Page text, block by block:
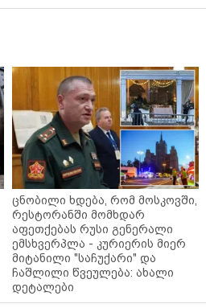
ცნობილი ხდება, რომ მოსკოვში,
რესტორანში მომხდარ
აფეთქებას რუსი გენერალი
ემსხვერპლა - კურიერის მიერ
მიტანილი "საჩუქარი" და
ჩაშლილი წვეულება: ახალი
დეტალები